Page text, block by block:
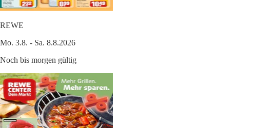
REWE
Mo. 3.8. - Sa. 8.8.2026
Noch bis morgen gültig